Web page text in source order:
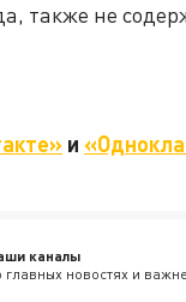
также не
и
каналы
новостях и